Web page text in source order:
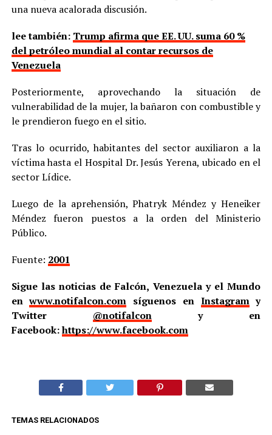
una nueva acalorada discusión.
lee también: Trump afirma que EE. UU. suma 60 %
del petróleo mundial al contar recursos de
Venezuela
Posteriormente, aprovechando la situación de
vulnerabilidad de la mujer, la bañaron con combustible y
le prendieron fuego en el sitio.
Tras lo ocurrido, habitantes del sector auxiliaron a la
víctima hasta el Hospital Dr. Jesús Yerena, ubicado en el
sector Lídice.
Luego de la aprehensión, Phatryk Méndez y Heneiker
Méndez fueron puestos a la orden del Ministerio
Público.
Fuente: 2001
Sigue las noticias de Falcón, Venezuela y el Mundo
enwww.notifalcon.com síguenos en Instagramy
Twitter @notifalcony en
Facebook:https://www.facebook.com
TEMAS RELACIONADOS